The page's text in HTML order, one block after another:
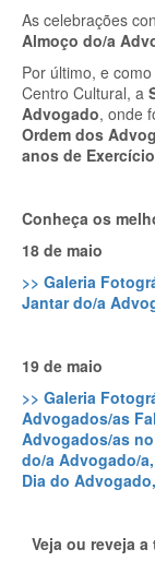
As celebrações
Almoço do/a
Por último, e
Centro Cultural, a
Advogado, onde
Ordem dos
anos de
Conheça os
18 de maio
>> Galeria
Jantar do/a
19 de maio
>> Galeria
Advogados/as
Advogados/as
do/a Advogado/
Dia do
Veja ou reveja